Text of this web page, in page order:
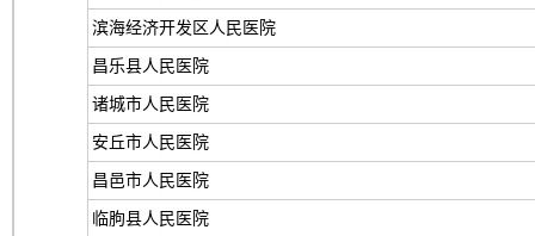
滨海经济开发区人民医院
昌乐县人民医院
诸城市人民医院
安丘市人民医院
昌邑市人民医院
临朐县人民医院